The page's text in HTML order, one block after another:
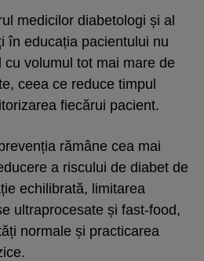
medicilor diabetologi și al
în educația pacientului nu
cu volumul tot mai mare de
ceea ce reduce timpul
fiecărui pacient.
rămâne cea mai
a riscului de diabet de
echilibrată, limitarea
ultraprocesate și fast-food,
normale și practicarea